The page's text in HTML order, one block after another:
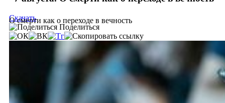
О смерти как о переходе в вечность
Скачать
Поделиться